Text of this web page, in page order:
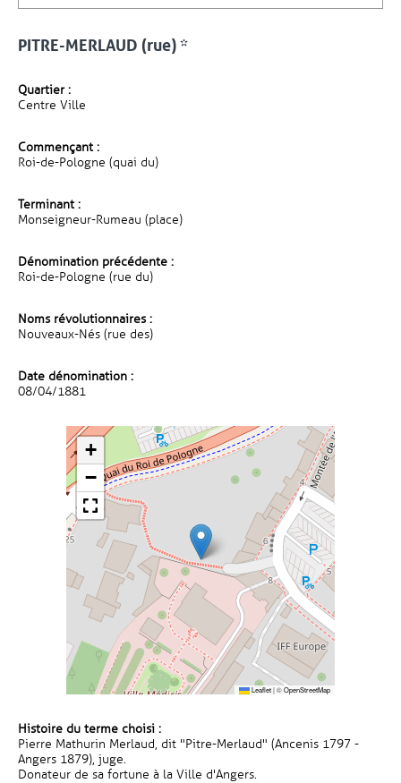
PITRE-MERLAUD (rue) *
Quartier :
Centre Ville
Commençant :
Roi-de-Pologne (quai du)
Terminant :
Monseigneur-Rumeau (place)
Dénomination précédente :
Roi-de-Pologne (rue du)
Noms révolutionnaires :
Nouveaux-Nés (rue des)
Date dénomination :
08/04/1881
+
−
Leaflet|©OpenStreetMap
Histoire du terme choisi :
Pierre Mathurin Merlaud, dit "Pitre-Merlaud" (Ancenis 1797 -
Angers 1879), juge.
Donateur de sa fortune à la Ville d'Angers.